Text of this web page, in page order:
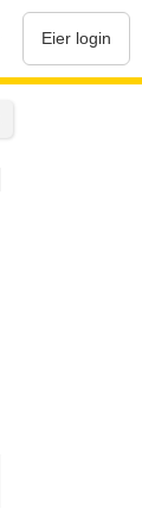
Eier login